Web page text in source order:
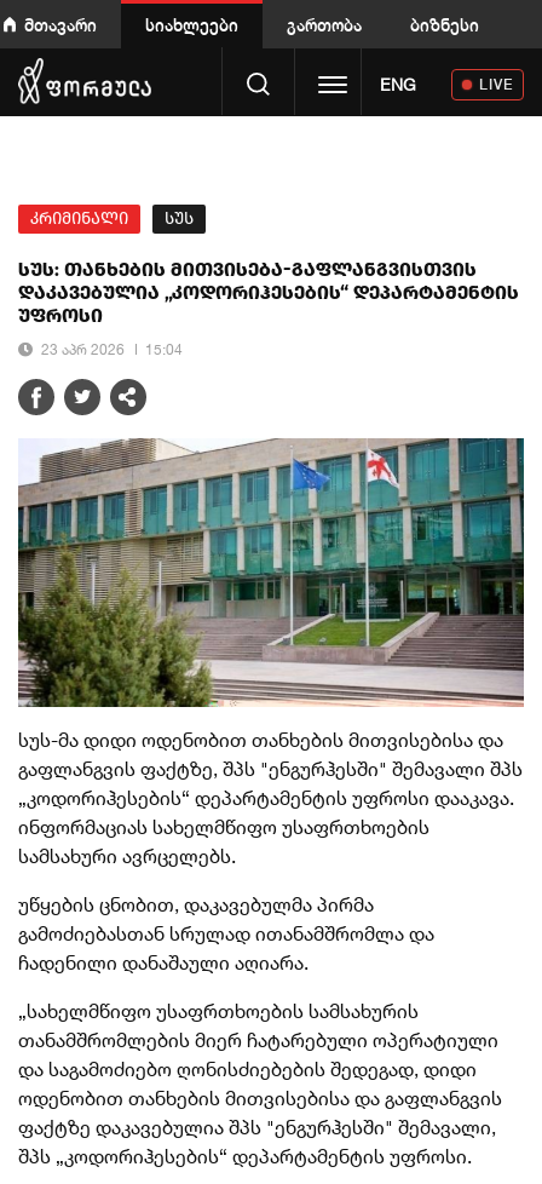
მთავარი სიახლეები გართობა ბიზნესი
Toggle navigation
ENG LIVE
კრიმინალი სუს
სუს: თანხების მითვისება-გაფლანგვისთვის
დაკავებულია „კოდორიჰესების“ დეპარტამენტის
უფროსი
23 აპრ 2026 15:04
სუს-მა დიდი ოდენობით თანხების მითვისებისა და
გაფლანგვის ფაქტზე, შპს "ენგურჰესში" შემავალი შპს
„კოდორიჰესების“ დეპარტამენტის უფროსი დააკავა.
ინფორმაციას სახელმწიფო უსაფრთხოების
სამსახური ავრცელებს.
უწყების ცნობით, დაკავებულმა პირმა
გამოძიებასთან სრულად ითანამშრომლა და
ჩადენილი დანაშაული აღიარა.
„სახელმწიფო უსაფრთხოების სამსახურის
თანამშრომლების მიერ ჩატარებული ოპერატიული
და საგამოძიებო ღონისძიებების შედეგად, დიდი
ოდენობით თანხების მითვისებისა და გაფლანგვის
ფაქტზე დაკავებულია შპს "ენგურჰესში" შემავალი,
შპს „კოდორიჰესების“ დეპარტამენტის უფროსი.